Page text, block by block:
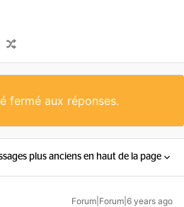
fermé aux réponses.
plus anciens en haut de la page
Forum|Forum|6 years ago